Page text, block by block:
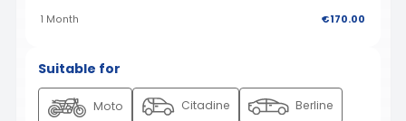
1 Month €170.00
Suitable for
Moto Citadine Berline